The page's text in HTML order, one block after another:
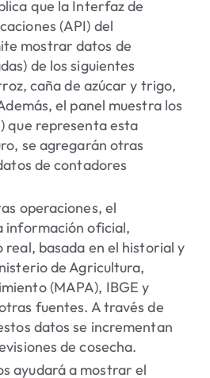
que la Interfaz de
(API) del
mostrar datos de
de los siguientes
caña de azúcar y trigo,
el panel muestra los
que representa esta
se agregarán otras
de contadores
operaciones, el
información oficial,
basada en el historial y
de Agricultura,
(MAPA), IBGE y
fuentes. A través de
datos se incrementan
de cosecha.
ayudará a mostrar el